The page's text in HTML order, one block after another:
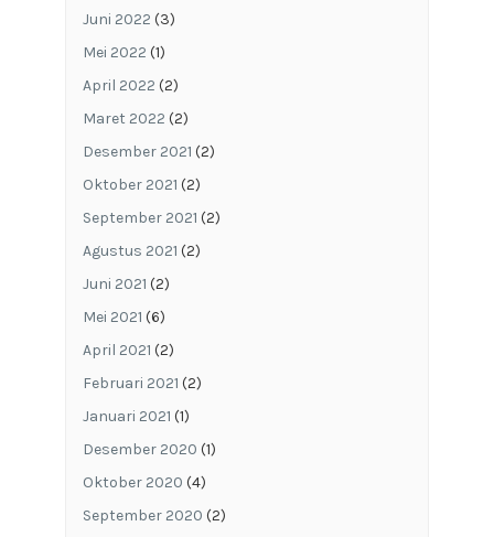
Juni 2022 (3)
Mei 2022 (1)
April 2022 (2)
Maret 2022 (2)
Desember 2021 (2)
Oktober 2021 (2)
September 2021 (2)
Agustus 2021 (2)
Juni 2021 (2)
Mei 2021 (6)
April 2021 (2)
Februari 2021 (2)
Januari 2021 (1)
Desember 2020 (1)
Oktober 2020 (4)
September 2020 (2)